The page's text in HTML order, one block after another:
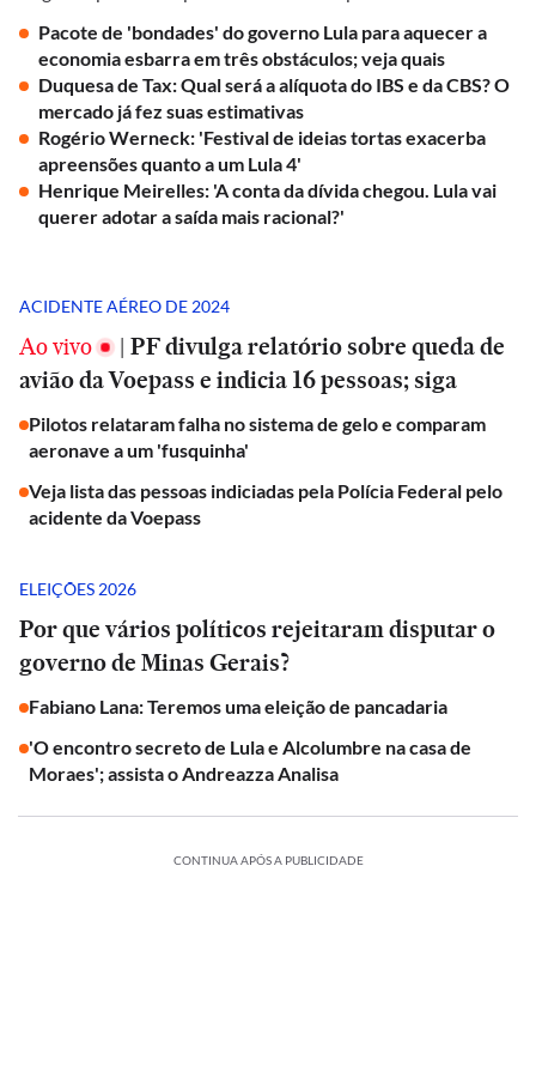
Pacote de 'bondades' do governo Lula para aquecer a
economia esbarra em três obstáculos; veja quais
Duquesa de Tax: Qual será a alíquota do IBS e da CBS? O
mercado já fez suas estimativas
Rogério Werneck: 'Festival de ideias tortas exacerba
apreensões quanto a um Lula 4'
Henrique Meirelles: 'A conta da dívida chegou. Lula vai
querer adotar a saída mais racional?'
ACIDENTE AÉREO DE 2024
Ao vivo | PF divulga relatório sobre queda de
avião da Voepass e indicia 16 pessoas; siga
Pilotos relataram falha no sistema de gelo e comparam
aeronave a um 'fusquinha'
Veja lista das pessoas indiciadas pela Polícia Federal pelo
acidente da Voepass
ELEIÇÕES 2026
Por que vários políticos rejeitaram disputar o
governo de Minas Gerais?
Fabiano Lana: Teremos uma eleição de pancadaria
'O encontro secreto de Lula e Alcolumbre na casa de
Moraes'; assista o Andreazza Analisa
CONTINUA APÓS A PUBLICIDADE